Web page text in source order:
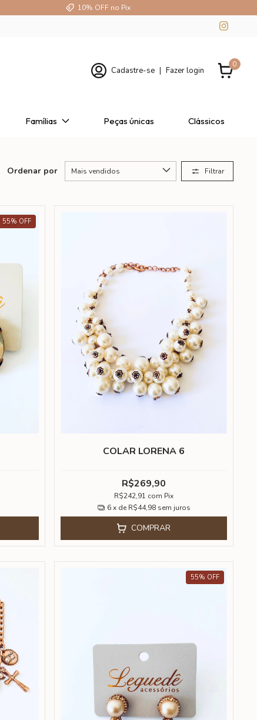
10% OFF no Pix
Cadastre-se | Fazer login
0
Famílias Peças únicas Clássicos
Ordenar por Filtrar
55% OFF
COLAR LORENA 6
R$269,90
R$242,91 com Pix
6 x de R$44,98 sem juros
COMPRAR
55% OFF